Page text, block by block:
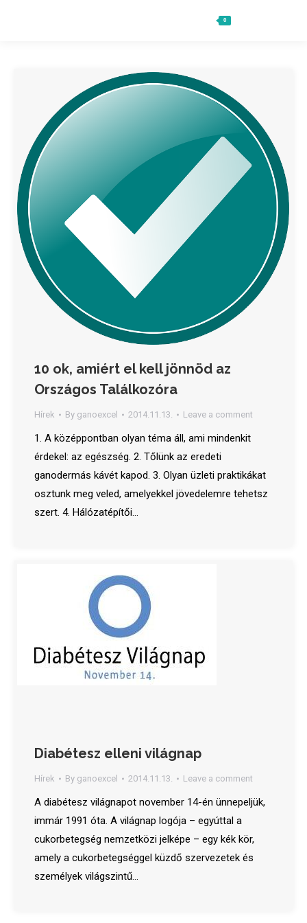
0
10 ok, amiért el kell jönnöd az
Országos Találkozóra
Hírek By ganoexcel 2014.11.13. Leave a comment
1. A középpontban olyan téma áll, ami mindenkit
érdekel: az egészség. 2. Tőlünk az eredeti
ganodermás kávét kapod. 3. Olyan üzleti praktikákat
osztunk meg veled, amelyekkel jövedelemre tehetsz
szert. 4. Hálózatépítői…
Diabétesz elleni világnap
Hírek By ganoexcel 2014.11.13. Leave a comment
A diabétesz világnapot november 14-én ünnepeljük,
immár 1991 óta. A világnap logója – egyúttal a
cukorbetegség nemzetközi jelképe – egy kék kör,
amely a cukorbetegséggel küzdő szervezetek és
személyek világszintű…